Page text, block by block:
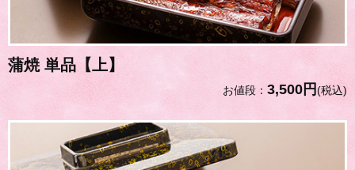
蒲焼 単品【上】
お値段： 3,500円(税込)